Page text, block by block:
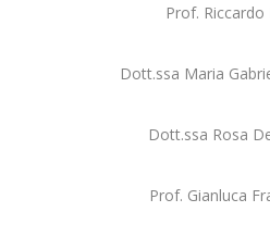
Prof.
Dott.ssa Maria
Dott.ssa Rosa
Prof. Gianluca